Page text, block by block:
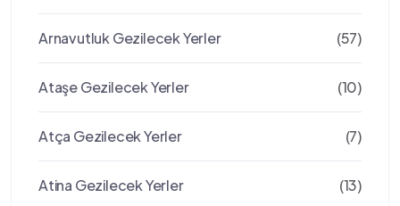
Arnavutluk Gezilecek Yerler (57)
Ataşe Gezilecek Yerler (10)
Atça Gezilecek Yerler (7)
Atina Gezilecek Yerler (13)